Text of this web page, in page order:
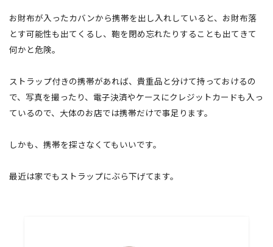
お財布が入ったカバンから携帯を出し入れしていると、お財布落
とす可能性も出てくるし、鞄を閉め忘れたりすることも出てきて
何かと危険。
ストラップ付きの携帯があれば、貴重品と分けて持っておけるの
で、写真を撮ったり、電子決済やケースにクレジットカードも入っ
ているので、大体のお店では携帯だけで事足ります。
しかも、携帯を探さなくてもいいです。
最近は家でもストラップにぶら下げてます。